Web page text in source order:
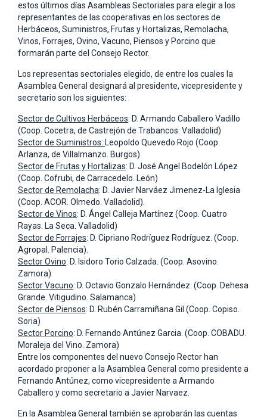
estos últimos días Asambleas Sectoriales para elegir a los
representantes de las cooperativas en los sectores de
Herbáceos, Suministros, Frutas y Hortalizas, Remolacha,
Vinos, Forrajes, Ovino, Vacuno, Piensos y Porcino que
formarán parte del Consejo Rector.
Los representas sectoriales elegido, de entre los cuales la
Asamblea General designará al presidente, vicepresidente y
secretario son los siguientes:
Sector de Cultivos Herbáceos: D. Armando Caballero Vadillo
(Coop. Cocetra, de Castrejón de Trabancos. Valladolid)
Sector de Suministros: Leopoldo Quevedo Rojo (Coop.
Arlanza, de Villalmanzo. Burgos)
Sector de Frutas y Hortalizas: D. José Angel Bodelón López
(Coop. Cofrubi, de Carracedelo. León)
Sector de Remolacha: D. Javier Narváez Jimenez-La Iglesia
(Coop. ACOR. Olmedo. Valladolid).
Sector de Vinos: D. Ángel Calleja Martínez (Coop. Cuatro
Rayas. La Seca. Valladolid)
Sector de Forrajes: D. Cipriano Rodríguez Rodríguez. (Coop.
Agropal. Palencia).
Sector Ovino: D. Isidoro Torio Calzada. (Coop. Asovino.
Zamora)
Sector Vacuno: D. Octavio Gonzalo Hernández. (Coop. Dehesa
Grande. Vitigudino. Salamanca)
Sector de Piensos: D. Rubén Carramiñana Gil (Coop. Copiso.
Soria)
Sector Porcino: D. Fernando Antúnez Garcia. (Coop. COBADU.
Moraleja del Vino. Zamora)
Entre los componentes del nuevo Consejo Rector han
acordado proponer a la Asamblea General como presidente a
Fernando Antúnez, como vicepresidente a Armando
Caballero y como secretario a Javier Narvaez.
En la Asamblea General también se aprobarán las cuentas